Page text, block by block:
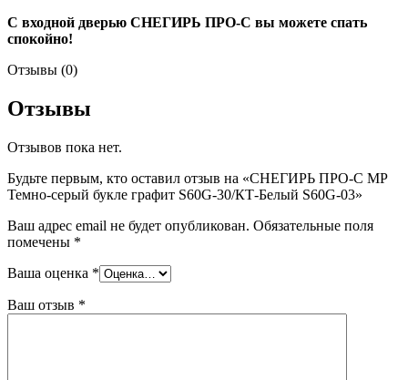
С входной дверью СНЕГИРЬ ПРО-С вы можете спать
спокойно!
Отзывы (0)
Отзывы
Отзывов пока нет.
Будьте первым, кто оставил отзыв на «СНЕГИРЬ ПРО-С MP
Темно-серый букле графит S60G-30/КТ-Белый S60G-03»
Ваш адрес email не будет опубликован. Обязательные поля
помечены *
Ваша оценка *
Ваш отзыв *